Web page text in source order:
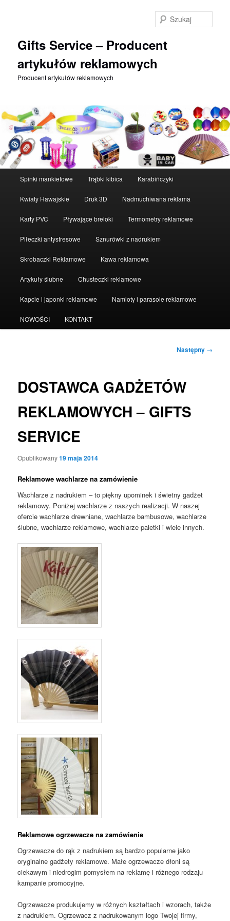
Gifts Service – Producent
artykułów reklamowych
Producent artykułów reklamowych
Przeskocz
do
tekstu
Spinki mankietowe Trąbki kibica Karabińczyki
Kwiaty Hawajskie Druk 3D Nadmuchiwana reklama
Karty PVC Pływające breloki Termometry reklamowe
Piłeczki antystresowe Sznurówki z nadrukiem
Skrobaczki Reklamowe Kawa reklamowa
Artykuły ślubne Chusteczki reklamowe
Kapcie i japonki reklamowe Namioty i parasole reklamowe
NOWOŚCI KONTAKT
Zobacz
Następny →
DOSTAWCA GADŻETÓW
REKLAMOWYCH – GIFTS
SERVICE
Opublikowany19 maja 2014
Reklamowe wachlarze na zamówienie
Wachlarze z nadrukiem – to piękny upominek i świetny gadżet
reklamowy. Poniżej wachlarze z naszych realizacji. W naszej
ofercie wachlarze drewniane, wachlarze bambusowe, wachlarze
ślubne, wachlarze reklamowe, wachlarze paletki i wiele innych.
Reklamowe ogrzewacze na zamówienie
Ogrzewacze do rąk z nadrukiem są bardzo popularne jako
oryginalne gadżety reklamowe. Małe ogrzewacze dłoni są
ciekawym i niedrogim pomysłem na reklamę i różnego rodzaju
kampanie promocyjne.
Ogrzewacze produkujemy w różnych kształtach i wzorach, także
z nadrukiem. Ogrzewacz z nadrukowanym logo Twojej firmy,